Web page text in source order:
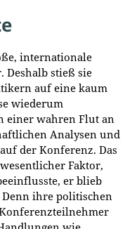
internationale
Deshalb stieß sie
auf eine kaum
wiederum
einer wahren Flut an
Analysen und
der Konferenz. Das
Faktor,
er blieb
ihre politischen